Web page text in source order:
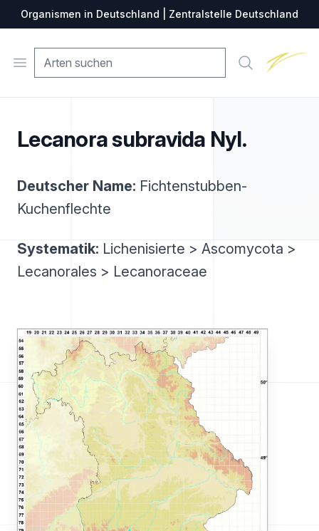
Organismen in Deutschland | Zentralstelle Deutschland
Open menu Suche
Lecanora subravida Nyl.
Deutscher Name: Fichtenstubben-
Kuchenflechte
Systematik: Lichenisierte > Ascomycota >
Lecanorales > Lecanoraceae